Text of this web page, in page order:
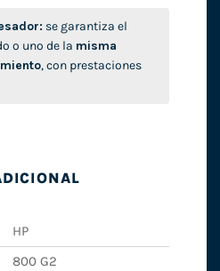
se garantiza el
o uno de la misma
, con prestaciones
HP
800 G2